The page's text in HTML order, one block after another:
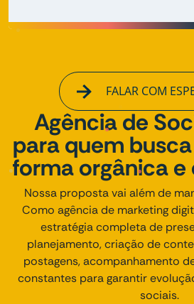
FALAR COM
Agência de
para quem
forma orgânica
Nossa proposta vai além de
Como agência de marketing
estratégia completa de
planejamento, criação de
postagens, acompanhamento
constantes para garantir
sociais.